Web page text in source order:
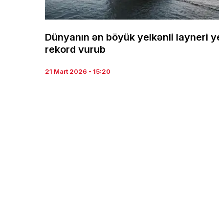
Dünyanın ən böyük yelkənli layneri
rekord vurub
21 Mart 2026 - 15:20